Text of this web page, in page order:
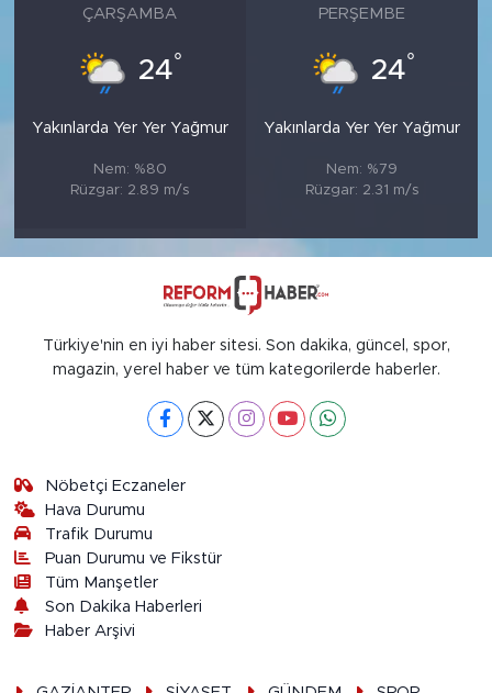
ÇARŞAMBA
24°
Yakınlarda Yer Yer Yağmur
Nem: %80
Rüzgar: 2.89 m/s
PERŞEMBE
24°
Yakınlarda Yer Yer Yağmur
Nem: %79
Rüzgar: 2.31 m/s
Türkiye'nin en iyi haber sitesi. Son dakika, güncel, spor,
magazin, yerel haber ve tüm kategorilerde haberler.
Nöbetçi Eczaneler
Hava Durumu
Trafik Durumu
Puan Durumu ve Fikstür
Tüm Manşetler
Son Dakika Haberleri
Haber Arşivi